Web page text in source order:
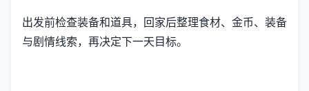
出发前检查装备和道具，回家后整理食材、金币、装备
与剧情线索，再决定下一天目标。